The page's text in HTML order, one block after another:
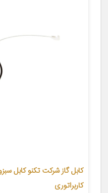
کاربراتوری